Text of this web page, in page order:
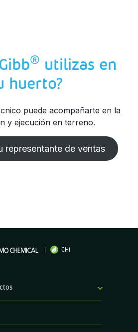
® utilizas en
huerto?
puede acompañarte en la
y ejecución en terreno.
representante de ventas
CHI